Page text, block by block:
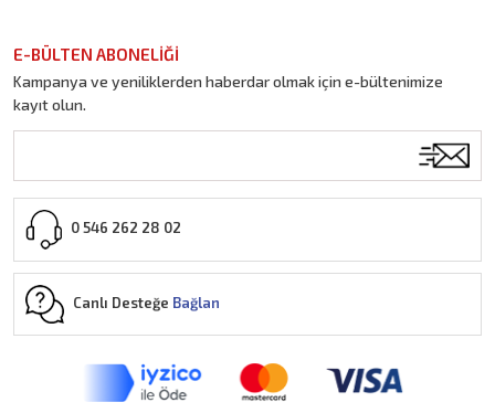
E-BÜLTEN ABONELİĞİ
Kampanya ve yeniliklerden haberdar olmak için e-bültenimize
kayıt olun.
0 546 262 28 02
Canlı Desteğe Bağlan